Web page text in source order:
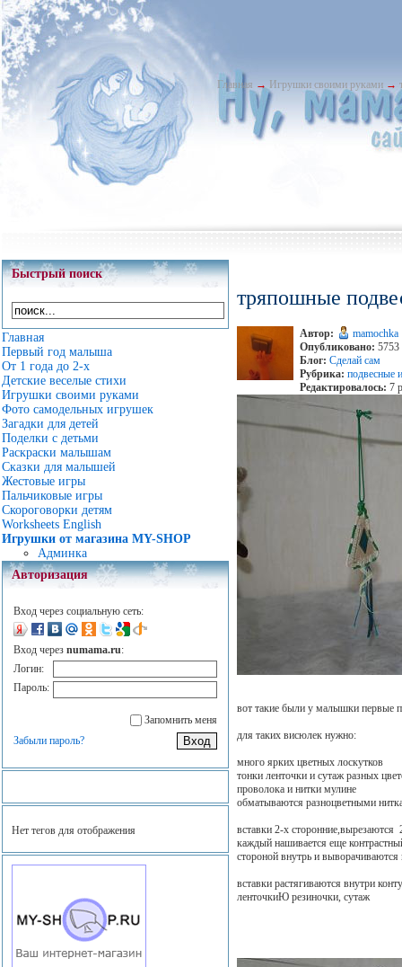
Главная → Игрушки своими руками →
Быстрый поиск
Главная
Первый год малыша
От 1 года до 2-х
Детские веселые стихи
Игрушки своими руками
Фото самодельных игрушек
Загадки для детей
Поделки с детьми
Раскраски малышам
Сказки для малышей
Жестовые игры
Пальчиковые игры
Скороговорки детям
Worksheets English
Игрушки от магазина MY-SHOP
Админка
Авторизация
Вход через социальную сеть:
Вход через numama.ru:
Логин:
Пароль:
Запомнить меня
Забыли пароль?
Нет тегов для отображения
тряпошные
Автор:
mamochka
Опубликовано: 5753
Блог: Сделай сам
Рубрика: подвесные
Редактировалось: 7
вот такие были у малышки первые
для таких висюлек нужно:
много ярких цветных лоскутков
тонки ленточки и сутаж разных
проволока и нитки мулине
обматываются разноцветными
вставки 2-х сторонние,вырезаются
каждый нашивается еще
стороной внутрь и выворачиваются
вставки растягиваются внутри
ленточкиЮ резиночки, сутаж